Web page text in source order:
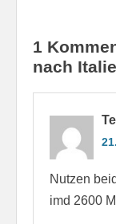
1
nach
Nutzen
imd 2600